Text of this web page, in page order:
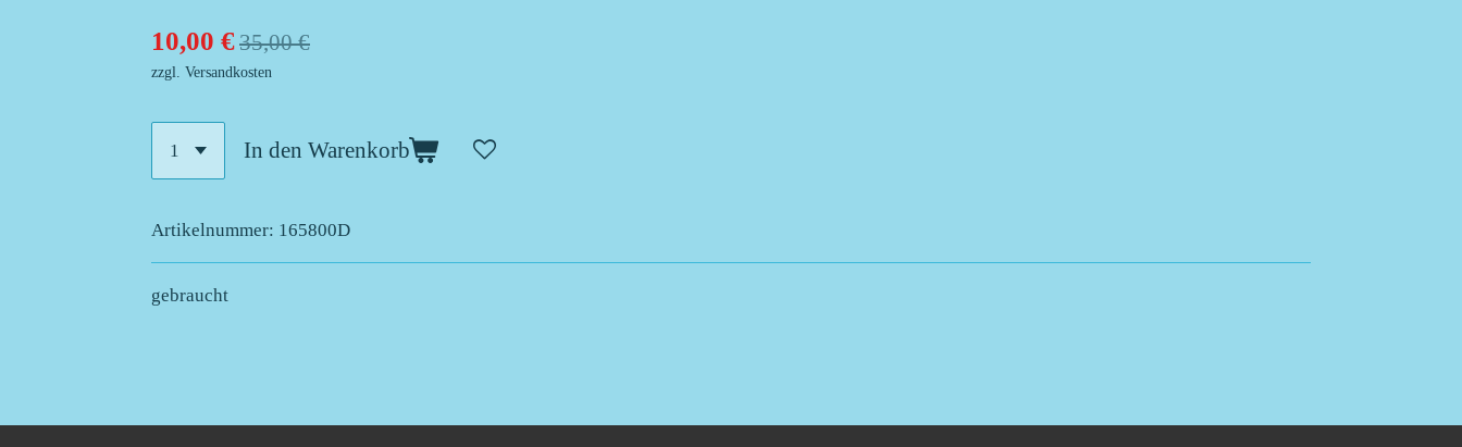
10,00 €35,00 €
zzgl. Versandkosten
In den Warenkorb
Artikelnummer: 165800D
gebraucht